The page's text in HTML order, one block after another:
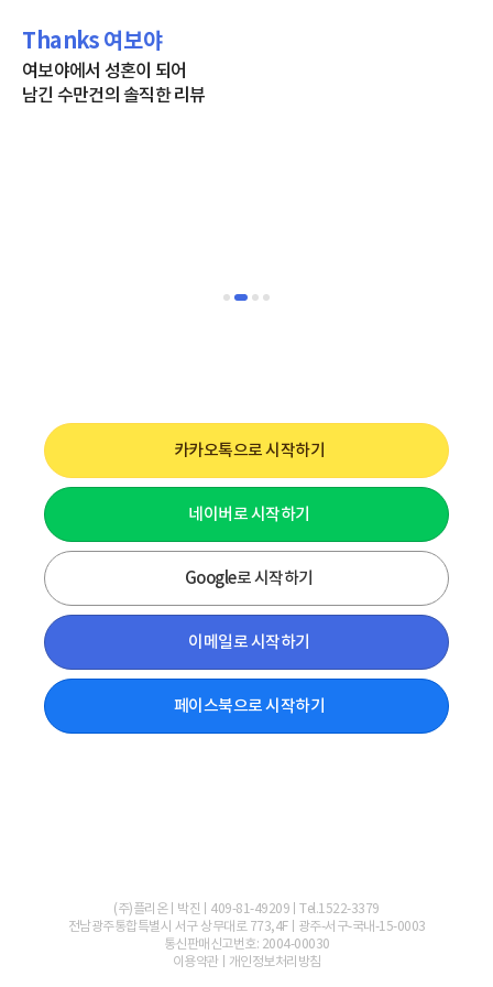
Thanks 여보야
여보야에서 성혼이 되어
남긴 수만건의 솔직한 리뷰
카카오톡으로 시작하기
네이버로 시작하기
Google로 시작하기
이메일로 시작하기
페이스북으로 시작하기
(주)플리온 박진 409-81-49209
Tel.1522-3379
전남광주통합특별시 서구 상무대로 773,4F
광주-서구-국내-15-0003
통신판매신고번호: 2004-00030
이용약관
개인정보처리방침